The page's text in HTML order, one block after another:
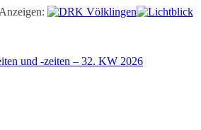
Anzeigen:
und -zeiten – 32. KW 2026